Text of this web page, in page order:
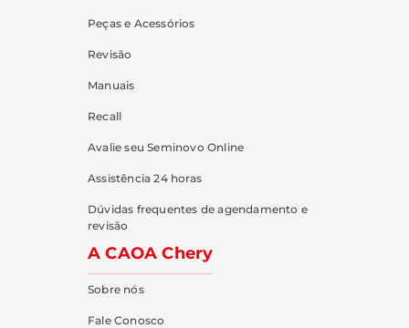
Peças e Acessórios
Revisão
Manuais
Recall
Avalie seu Seminovo Online
Assistência 24 horas
Dúvidas frequentes de agendamento e
revisão
A CAOA Chery
Sobre nós
Fale Conosco